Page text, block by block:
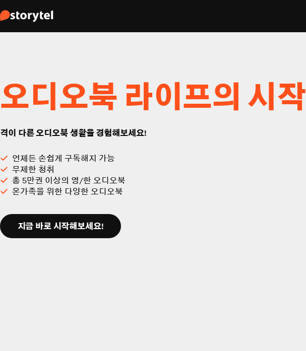
오디오북 라이프의 시작
격이 다른 오디오북 생활을 경험해보세요!
언제든 손쉽게 구독해지 가능
무제한 청취
총 5만권 이상의 영/한 오디오북
온가족을 위한 다양한 오디오북
지금 바로 시작해보세요!